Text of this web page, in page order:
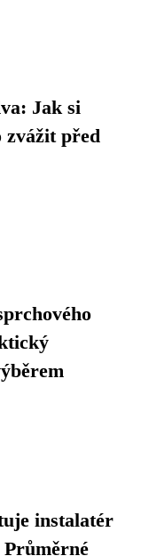
Jak si
zvážit před
instalatér
Průměrné